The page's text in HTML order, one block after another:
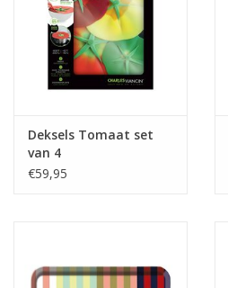
Deksels Tomaat set
van 4
€59,95